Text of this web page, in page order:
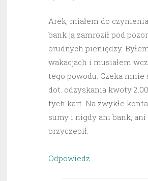
Arek, miałem do
bank ją zamroził pod
brudnych pieniędzy.
wakacjach i musiałem
tego powodu. Czeka
dot. odzyskania kwoty
tych kart. Na zwykłe
sumy i nigdy ani bank, ani
przyczepił.
Odpowiedz